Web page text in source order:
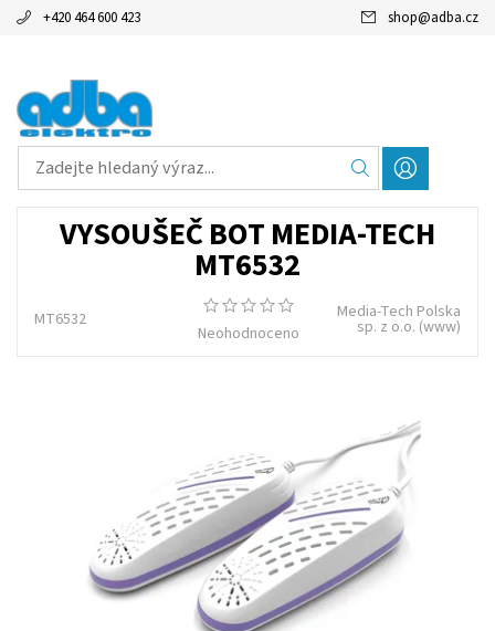
+420 464 600 423 shop@adba.cz
VYSOUŠEČ BOT MEDIA-TECH
MT6532
MT6532
Neohodnoceno
Media-Tech Polska
sp. z o.o. (www)